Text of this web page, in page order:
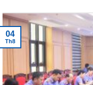
04
Th8